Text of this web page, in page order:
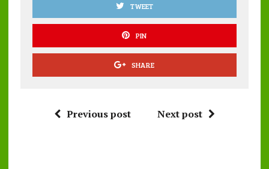
TWEET
PIN
SHARE
Previous post Next post